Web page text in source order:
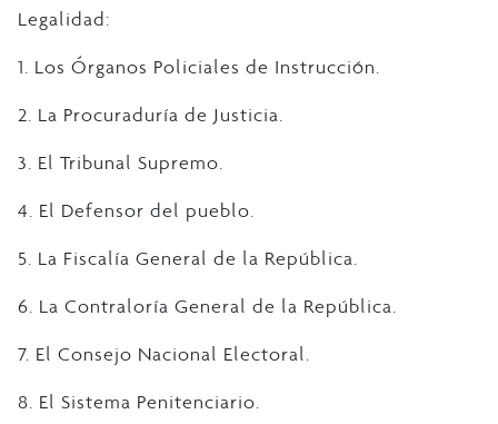
Legalidad:
1. Los Órganos Policiales de Instrucción.
2. La Procuraduría de Justicia.
3. El Tribunal Supremo.
4. El Defensor del pueblo.
5. La Fiscalía General de la República.
6. La Contraloría General de la República.
7. El Consejo Nacional Electoral.
8. El Sistema Penitenciario.